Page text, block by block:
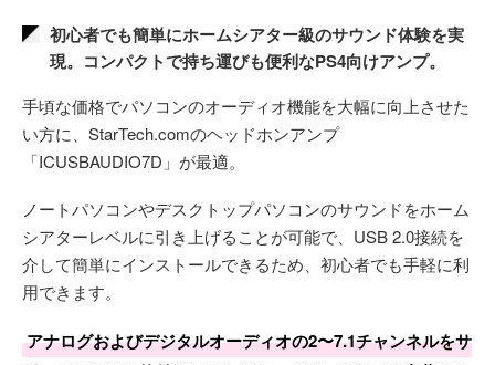
初心者でも簡単にホームシアター級のサウンド体験を実
現。コンパクトで持ち運びも便利なPS4向けアンプ。
手頃な価格でパソコンのオーディオ機能を大幅に向上させた
い方に、StarTech.comのヘッドホンアンプ
「ICUSBAUDIO7D」が最適。
ノートパソコンやデスクトップパソコンのサウンドをホーム
シアターレベルに引き上げることが可能で、USB 2.0接続を
介して簡単にインストールできるため、初心者でも手軽に利
用できます。
アナログおよびデジタルオーディオの2〜7.1チャンネルをサ